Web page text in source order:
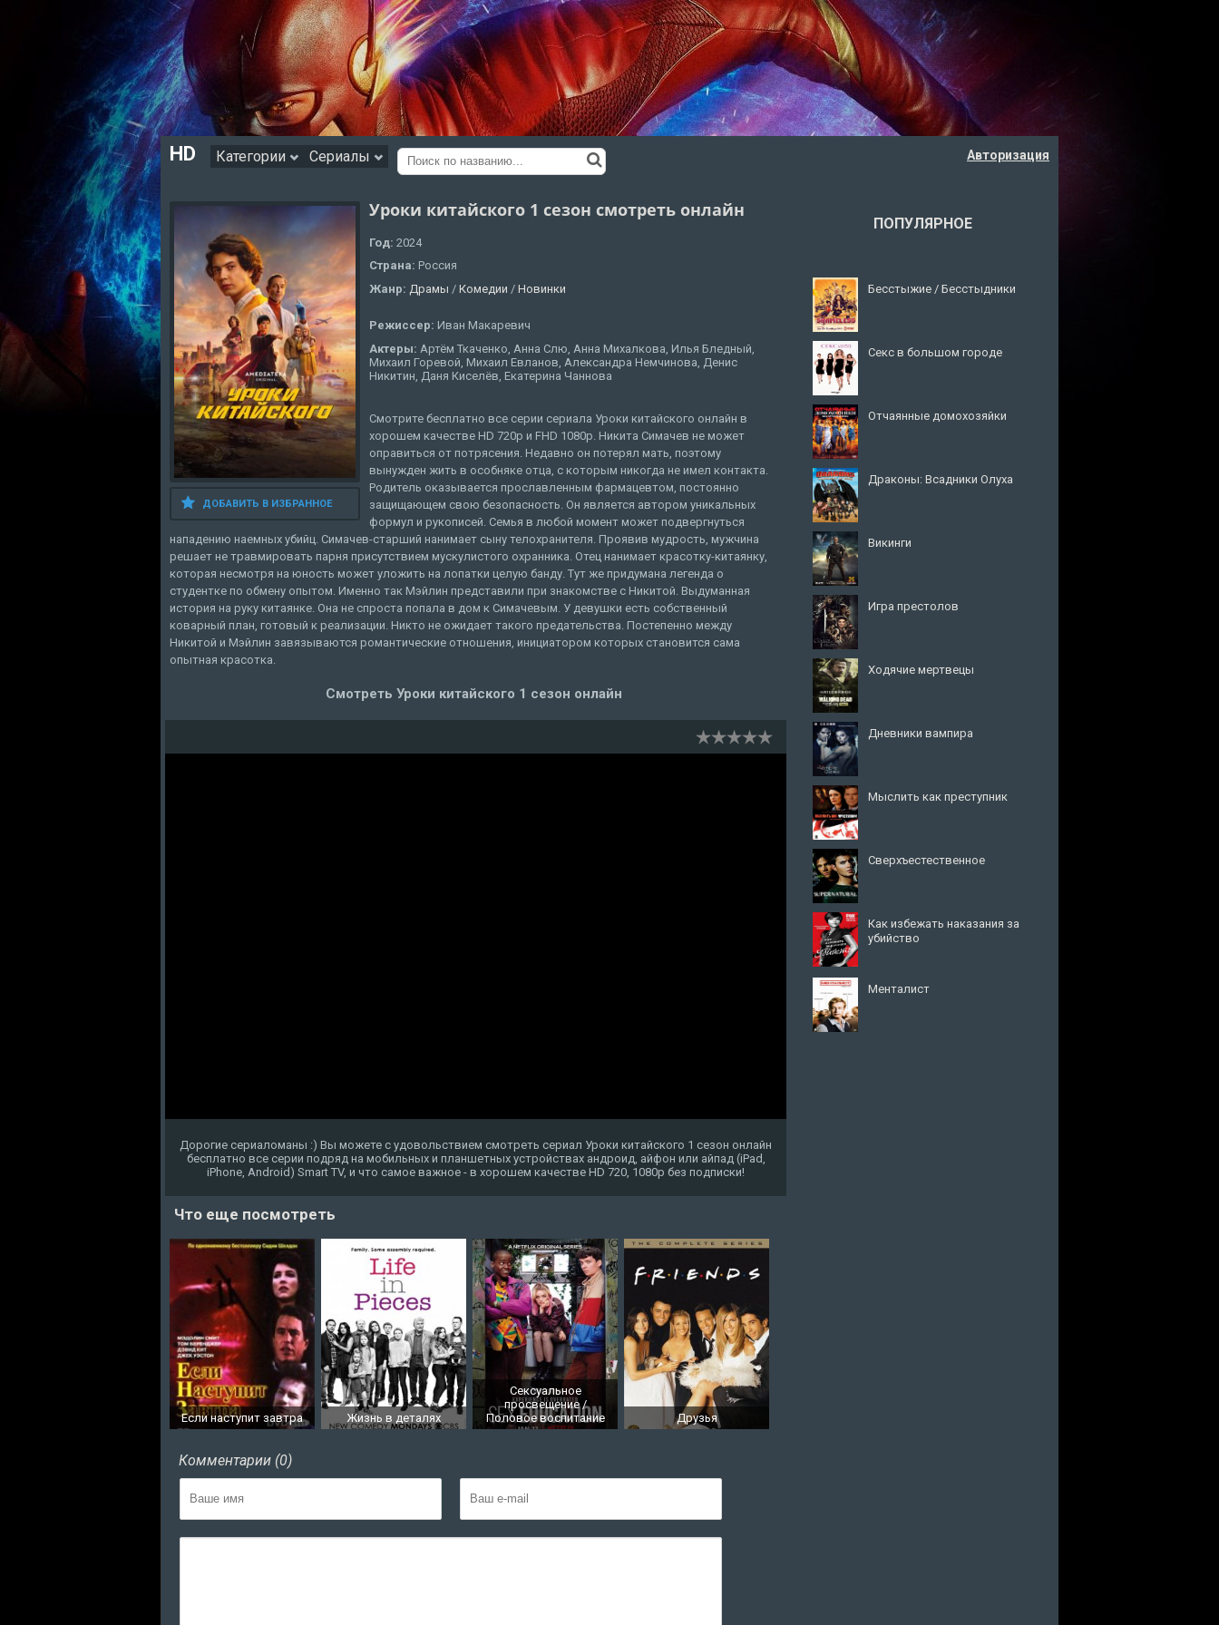
HD Категории Сериалы Авторизация
ДОБАВИТЬ В ИЗБРАННОЕ
Уроки китайского 1 сезон смотреть онлайн
Год: 2024
Страна: Россия
Жанр: Драмы / Комедии / Новинки
Режиссер: Иван Макаревич
Актеры: Артём Ткаченко, Анна Слю, Анна Михалкова, Илья Бледный,
Михаил Горевой, Михаил Евланов, Александра Немчинова, Денис
Никитин, Даня Киселёв, Екатерина Чаннова
Смотрите бесплатно все серии сериала Уроки китайского онлайн в
хорошем качестве HD 720p и FHD 1080p. Никита Симачев не может
оправиться от потрясения. Недавно он потерял мать, поэтому
вынужден жить в особняке отца, с которым никогда не имел контакта.
Родитель оказывается прославленным фармацевтом, постоянно
защищающем свою безопасность. Он является автором уникальных
формул и рукописей. Семья в любой момент может подвергнуться
нападению наемных убийц. Симачев-старший нанимает сыну телохранителя. Проявив мудрость, мужчина
решает не травмировать парня присутствием мускулистого охранника. Отец нанимает красотку-китаянку,
которая несмотря на юность может уложить на лопатки целую банду. Тут же придумана легенда о
студентке по обмену опытом. Именно так Мэйлин представили при знакомстве с Никитой. Выдуманная
история на руку китаянке. Она не спроста попала в дом к Симачевым. У девушки есть собственный
коварный план, готовый к реализации. Никто не ожидает такого предательства. Постепенно между
Никитой и Мэйлин завязываются романтические отношения, инициатором которых становится сама
опытная красотка.
Смотреть Уроки китайского 1 сезон онлайн
Дорогие сериаломаны :) Вы можете с удовольствием смотреть сериал Уроки китайского 1 сезон онлайн
бесплатно все серии подряд на мобильных и планшетных устройствах андроид, айфон или айпад (iPad,
iPhone, Android) Smart TV, и что самое важное - в хорошем качестве HD 720, 1080p без подписки!
Что еще посмотреть
Если наступит завтра Жизнь в деталях
Сексуальное
просвещение /
Половое воспитание
Друзья
Комментарии (0)
ПОПУЛЯРНОЕ
Бесстыжие / Бесстыдники
Секс в большом городе
Отчаянные домохозяйки
Драконы: Всадники Олуха
Викинги
Игра престолов
Ходячие мертвецы
Дневники вампира
Мыслить как преступник
Сверхъестественное
Как избежать наказания за
убийство
Менталист